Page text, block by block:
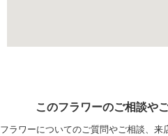
このフラワーのご相談や
フラワーについてのご質問やご相談、来